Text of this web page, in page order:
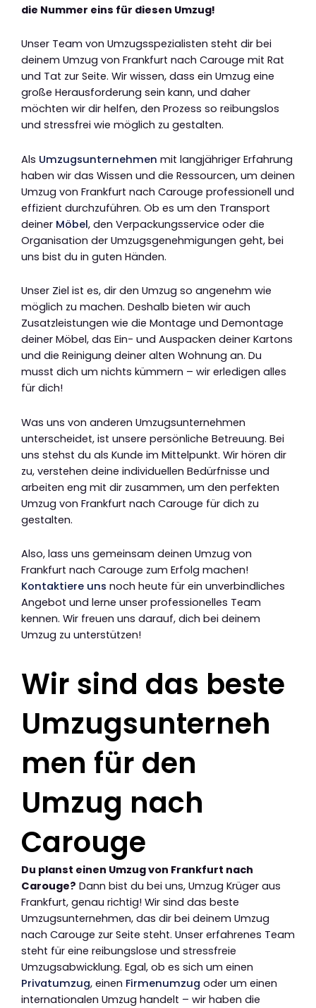
die Nummer eins für diesen Umzug!
Unser Team von Umzugsspezialisten steht dir bei
deinem Umzug von Frankfurt nach Carouge mit Rat
und Tat zur Seite. Wir wissen, dass ein Umzug eine
große Herausforderung sein kann, und daher
möchten wir dir helfen, den Prozess so reibungslos
und stressfrei wie möglich zu gestalten.
Als Umzugsunternehmen mit langjähriger Erfahrung
haben wir das Wissen und die Ressourcen, um deinen
Umzug von Frankfurt nach Carouge professionell und
effizient durchzuführen. Ob es um den Transport
deiner Möbel, den Verpackungsservice oder die
Organisation der Umzugsgenehmigungen geht, bei
uns bist du in guten Händen.
Unser Ziel ist es, dir den Umzug so angenehm wie
möglich zu machen. Deshalb bieten wir auch
Zusatzleistungen wie die Montage und Demontage
deiner Möbel, das Ein- und Auspacken deiner Kartons
und die Reinigung deiner alten Wohnung an. Du
musst dich um nichts kümmern – wir erledigen alles
für dich!
Was uns von anderen Umzugsunternehmen
unterscheidet, ist unsere persönliche Betreuung. Bei
uns stehst du als Kunde im Mittelpunkt. Wir hören dir
zu, verstehen deine individuellen Bedürfnisse und
arbeiten eng mit dir zusammen, um den perfekten
Umzug von Frankfurt nach Carouge für dich zu
gestalten.
Also, lass uns gemeinsam deinen Umzug von
Frankfurt nach Carouge zum Erfolg machen!
Kontaktiere uns noch heute für ein unverbindliches
Angebot und lerne unser professionelles Team
kennen. Wir freuen uns darauf, dich bei deinem
Umzug zu unterstützen!
Wir sind das beste
Umzugsunterneh
men für den
Umzug nach
Carouge
Du planst einen Umzug von Frankfurt nach
Carouge? Dann bist du bei uns, Umzug Krüger aus
Frankfurt, genau richtig! Wir sind das beste
Umzugsunternehmen, das dir bei deinem Umzug
nach Carouge zur Seite steht. Unser erfahrenes Team
steht für eine reibungslose und stressfreie
Umzugsabwicklung. Egal, ob es sich um einen
Privatumzug, einen Firmenumzug oder um einen
internationalen Umzug handelt – wir haben die